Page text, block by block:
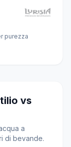
purezza
vs
a
di bevande.